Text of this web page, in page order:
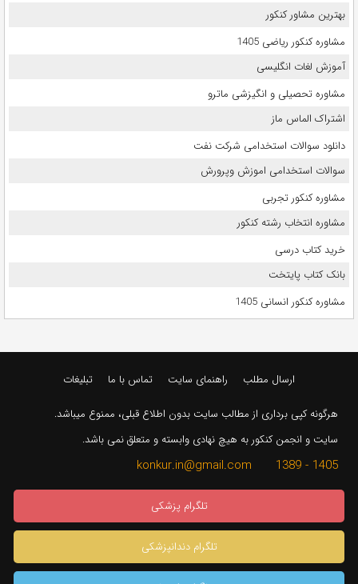
بهترین مشاور کنکور
مشاوره کنکور ریاضی 1405
آموزش لغات انگلیسی
مشاوره تحصیلی و انگیزشی ماترو
اشتراک الماس ماز
دانلود سوالات استخدامی شرکت نفت
سوالات استخدامی اموزش وپرورش
مشاوره کنکور تجربی
مشاوره انتخاب رشته کنکور
خرید کتاب درسی
بانک کتاب پایتخت
مشاوره کنکور انسانی 1405
ارسال مطلب راهنمای سایت تماس با ما تبلیغات
هرگونه کپی برداری از مطالب سایت بدون اطلاع قبلی، ممنوع میباشد.
سایت و انجمن کنکور به هیچ نهادی وابسته و متعلق نمی باشد.
1405 - 1389 konkur.in@gmail.com
تلگرام پزشکی
تلگرام دندانپزشکی